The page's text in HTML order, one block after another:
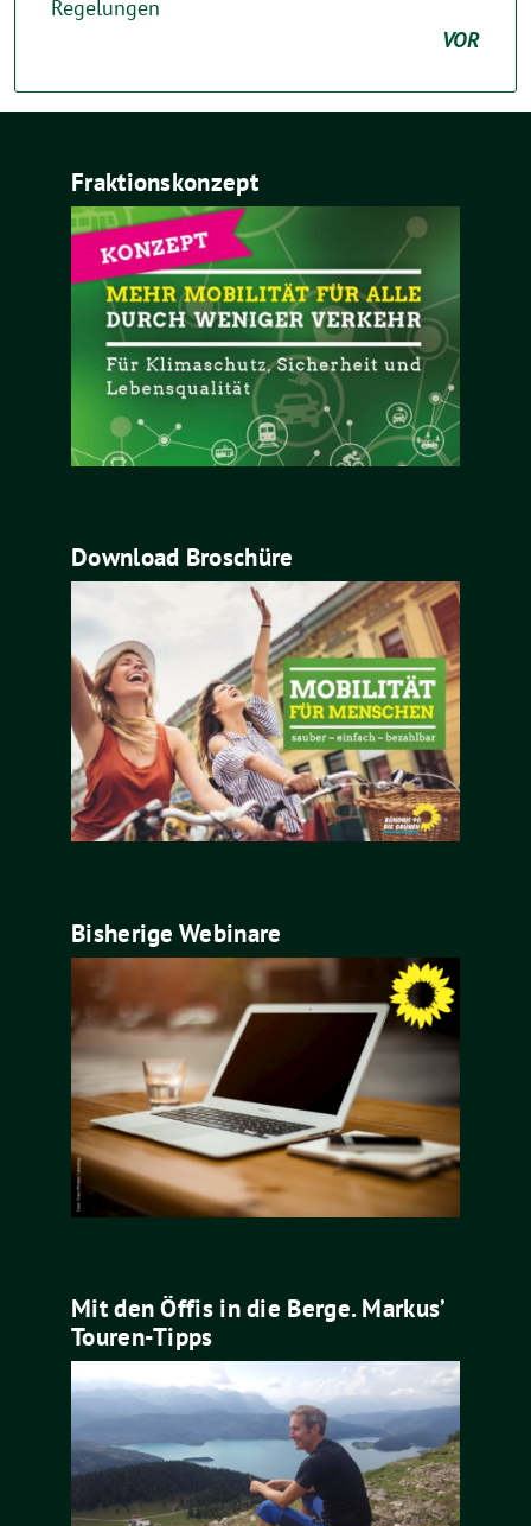
Regelungen
VOR
Fraktionskonzept
Download Broschüre
Bisherige Webinare
Mit den Öffis in die Berge. Markus’
Touren-Tipps